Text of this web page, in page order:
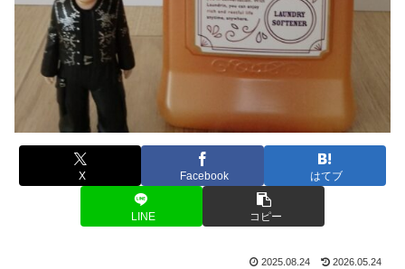
X Facebook はてブ
LINE コピー
2025.08.24 2026.05.24